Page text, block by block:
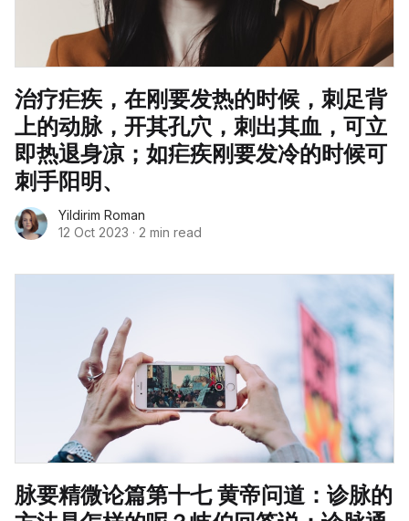
治疗疟疾，在刚要发热的时候，刺足背
上的动脉，开其孔穴，刺出其血，可立
即热退身凉；如疟疾刚要发冷的时候可
刺手阳明、
Yildirim Roman
12 Oct 2023 · 2 min read
脉要精微论篇第十七 黄帝问道：诊脉的